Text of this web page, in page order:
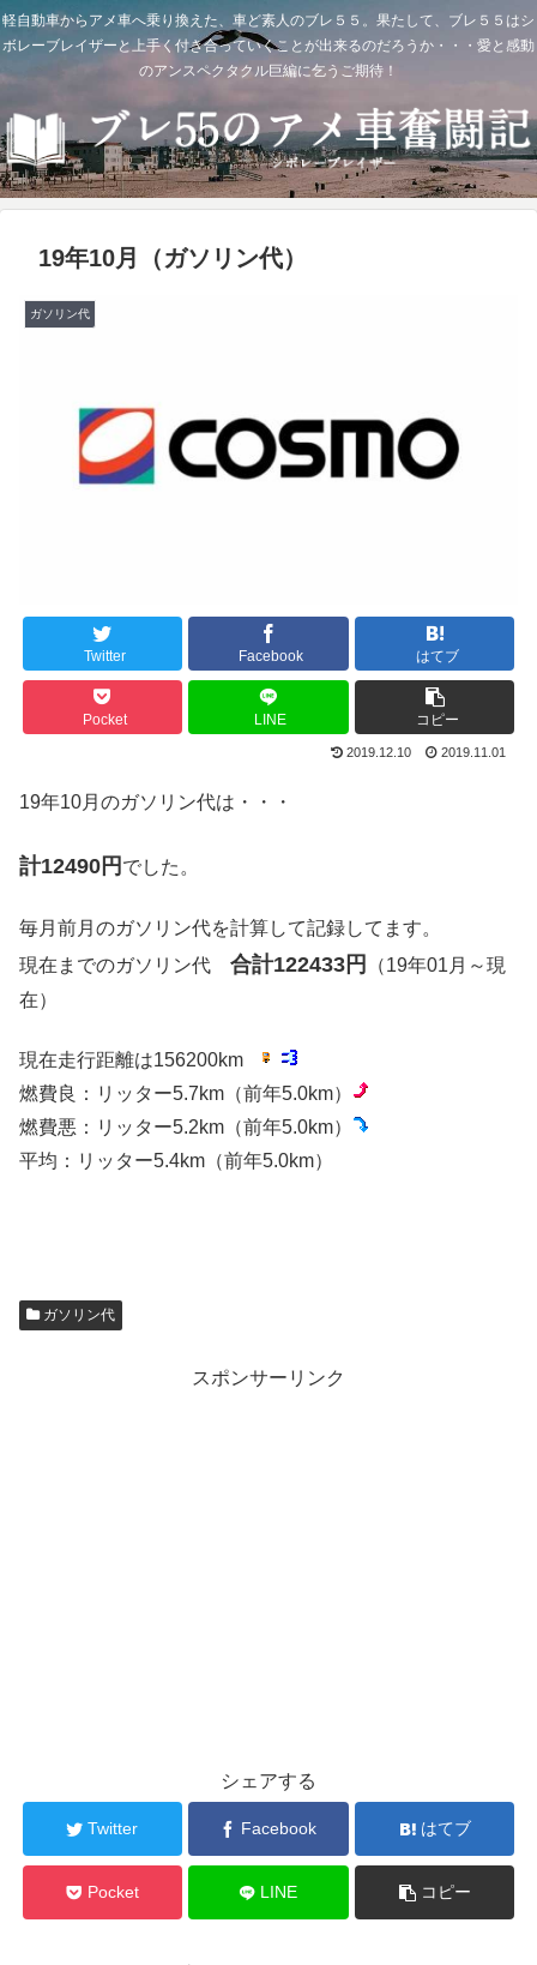
軽自動車からアメ車へ乗り換えた、車ど素人のブレ５５。果たして、ブレ５５はシ
ボレーブレイザーと上手く付き合っていくことが出来るのだろうか・・・愛と感動
のアンスペクタクル巨編に乞うご期待！
19年10月（ガソリン代）
ガソリン代
Twitter Facebook はてブ
Pocket LINE コピー
2019.12.10 2019.11.01
19年10月のガソリン代は・・・
計12490円 でした。
毎月前月のガソリン代を計算して記録してます。
現在までのガソリン代 合計122433円
（19年01月～現
在）
現在走行距離は156200km
燃費良：リッター5.7km（前年5.0km）
燃費悪：リッター5.2km（前年5.0km）
平均：リッター5.4km（前年5.0km）
ガソリン代
スポンサーリンク
シェアする
Twitter Facebook はてブ
Pocket LINE コピー